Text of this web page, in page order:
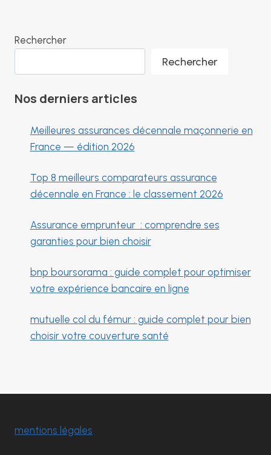
Rechercher
Rechercher
Nos derniers articles
Meilleures assurances décennale maçonnerie en
France — édition 2026
Top 8 meilleurs comparateurs assurance
décennale en France : le classement 2026
Assurance emprunteur : comprendre ses
garanties pour bien choisir
bnp boursorama : guide complet pour optimiser
votre expérience bancaire en ligne
mutuelle col du fémur : guide complet pour bien
choisir votre couverture santé
mentions légales